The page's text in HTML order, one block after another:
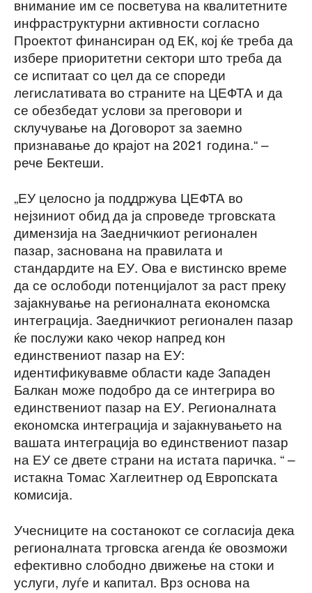
внимание им се посветува на квалитетните
инфраструктурни активности согласно
Проектот финансиран од ЕК, кој ќе треба да
избере приоритетни сектори што треба да
се испитаат со цел да се спореди
легислативата во страните на ЦЕФТА и да
се обезбедат услови за преговори и
склучување на Договорот за заемно
признавање до крајот на 2021 година.“ –
рече Бектеши.
„ЕУ целосно ја поддржува ЦЕФТА во
нејзиниот обид да ја спроведе трговската
димензија на Заедничкиот регионален
пазар, заснована на правилата и
стандардите на ЕУ. Ова е вистинско време
да се ослободи потенцијалот за раст преку
зајакнување на регионалната економска
интеграција. Заедничкиот регионален пазар
ќе послужи како чекор напред кон
единствениот пазар на ЕУ:
идентификувавме области каде Западен
Балкан може подобро да се интегрира во
единствениот пазар на ЕУ. Регионалната
економска интеграција и зајакнувањето на
вашата интеграција во единствениот пазар
на ЕУ се двете страни на истата паричка. “ –
истакна Томас Хаглеитнер од Европската
комисија.
Учесниците на состанокот се согласија дека
регионалната трговска агенда ќе овозможи
ефективно слободно движење на стоки и
услуги, луѓе и капитал. Врз основа на